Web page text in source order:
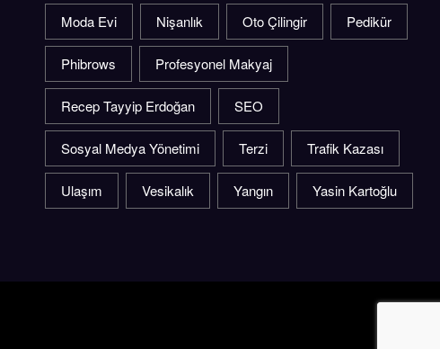
Moda Evi Nişanlık Oto Çilingir Pedikür
Phibrows Profesyonel Makyaj
Recep Tayyip Erdoğan SEO
Sosyal Medya Yönetimi Terzi Trafik Kazası
Ulaşım Vesikalık Yangın Yasin Kartoğlu